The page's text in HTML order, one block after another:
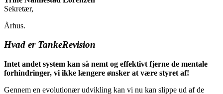
Sekretær,
Århus.
Hvad er TankeRevision
Intet andet system kan så nemt og effektivt fjerne de mentale
forhindringer, vi ikke længere ønsker at være styret af!
Gennem en evolutionær udvikling kan vi nu kan slippe ud af de